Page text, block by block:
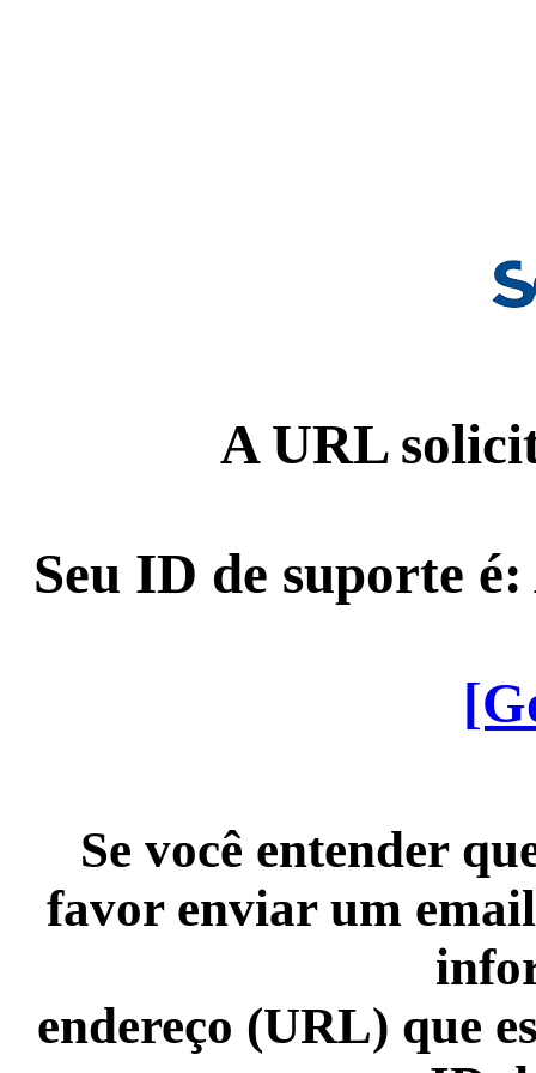
A URL
Seu ID de suporte
Se você entender
favor enviar um
endereço (URL) que